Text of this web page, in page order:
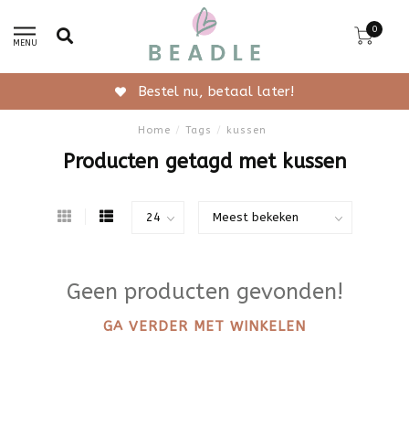
MENU
0
Bestel nu, betaal later!
Home / Tags / kussen
Producten getagd met kussen
Geen producten gevonden!
GA VERDER MET WINKELEN